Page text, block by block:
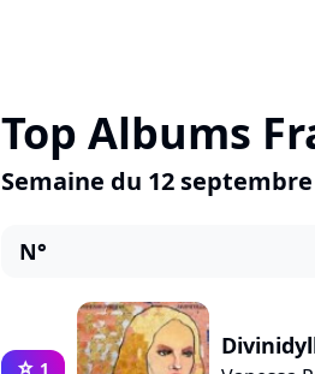
Top Albums
Semaine du 12 septembre
N°
star 1